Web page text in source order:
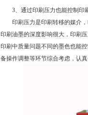
3、通过印刷压力也能控制印
印刷压力是印刷转移的媒介
印刷油墨的深度影响很大，印刷
印刷中质量问题不同的墨色也能
备操作调整等环节综合考虑，认